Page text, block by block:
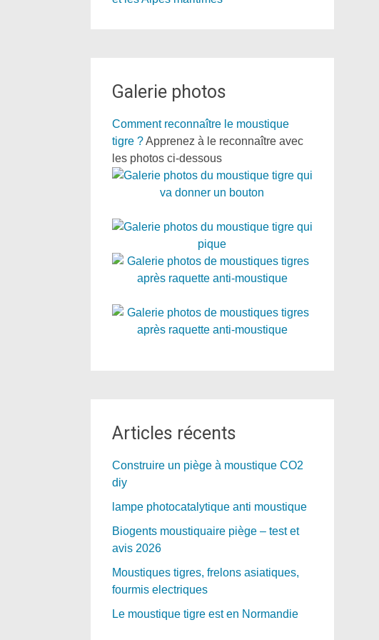
Galerie photos
Comment reconnaître le moustique
tigre ?Apprenez à le reconnaître avec
les photos ci-dessous
Articles récents
Construire un piège à moustique CO2
diy
lampe photocatalytique anti moustique
Biogents moustiquaire piège – test et
avis 2026
Moustiques tigres, frelons asiatiques,
fourmis electriques
Le moustique tigre est en Normandie